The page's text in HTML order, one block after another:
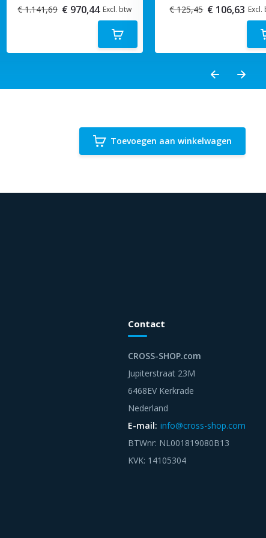
€ 1.141,69 € 970,44 Excl. btw
€ 125,45 € 106,63 Excl.
Toevoegen aan winkelwagen
Contact
CROSS-SHOP.com
Jupiterstraat 23M
6468EV Kerkrade
Nederland
E-mail: info@cross-shop.com
BTWnr: NL001819080B13
KVK: 14105304